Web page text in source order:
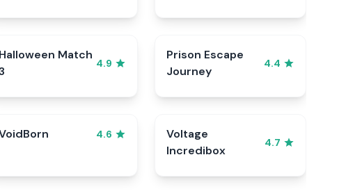
Halloween Match
4.9
Prison Escape
Journey
4.4
4.6
Voltage
Incredibox
4.7